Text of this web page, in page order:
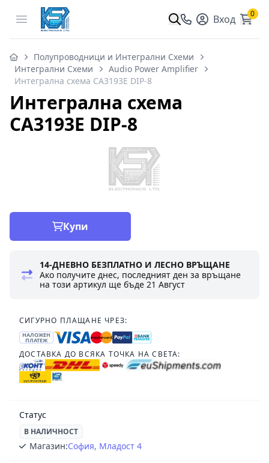
Open menu Вход 0
Полупроводници и Интегрални Схеми
Интегрални Схеми
Audio Power Amplifier
Интегрална схема CA3193E DIP-8
Интегрална схема
CA3193E DIP-8
Купи
14-ДНЕВНО БЕЗПЛАТНО И ЛЕСНО ВРЪЩАНЕ
Ако получите днес, последният ден за връщане
на този артикул ще бъде21 Август
СИГУРНО ПЛАЩАНЕ ЧРЕЗ:
НАЛОЖЕН
ПЛАТЕЖ
ДОСТАВКА ДО ВСЯКА ТОЧКА НА СВЕТА:
Статус
В НАЛИЧНОСТ
Магазин:София, Младост 4